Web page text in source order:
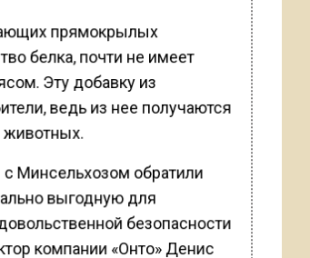
прямокрылых
белка, почти не имеет
Эту добавку из
ведь из нее получаются
Минсельхозом обратили
выгодную для
безопасности
компании «Онто» Денис